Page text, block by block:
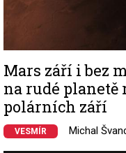
Mars září i bez
na rudé
polárních září
VESMÍR Michal